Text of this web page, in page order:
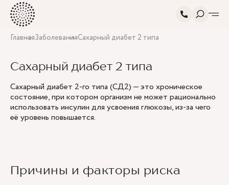
ГлавнаяЗаболеванияСахарный диабет 2 типа
Сахарный диабет 2 типа
Сахарный диабет 2-го типа (СД2) — это хроническое
состояние, при котором организм не может рационально
использовать инсулин для усвоения глюкозы, из-за чего
её уровень повышается.
Причины и факторы риска